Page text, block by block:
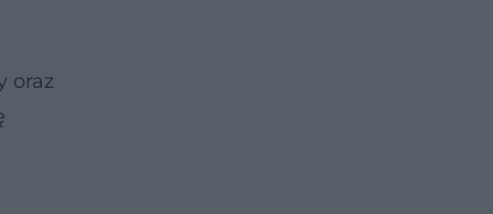
oraz